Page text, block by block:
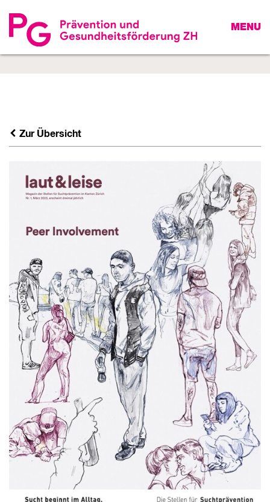
MENU
Zur Übersicht